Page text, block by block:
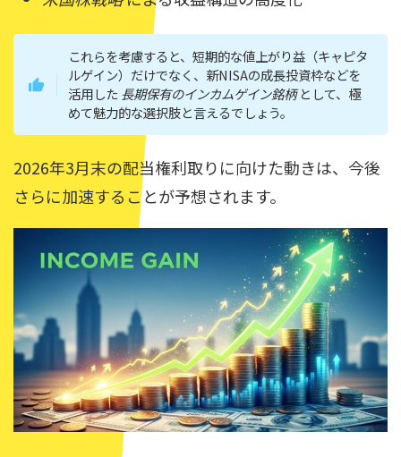
これらを考慮すると、短期的な値上がり益（キャピタ
ルゲイン）だけでなく、新NISAの成長投資枠などを
活用した 長期保有のインカムゲイン銘柄として、極
めて魅力的な選択肢と言えるでしょう。
2026年3月末の配当権利取りに向けた動きは、今後
さらに加速することが予想されます。